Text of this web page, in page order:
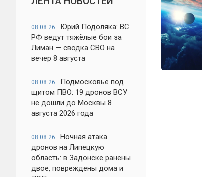
08.08.26
Юрий Подоляка: ВС
РФ ведут тяжёлые бои за
Лиман — сводка СВО на
вечер 8 августа
08.08.26
Подмосковье под
щитом ПВО: 19 дронов ВСУ
не дошли до Москвы 8
августа 2026 года
08.08.26
Ночная атака
дронов на Липецкую
область: в Задонске ранены
двое, повреждены дома и